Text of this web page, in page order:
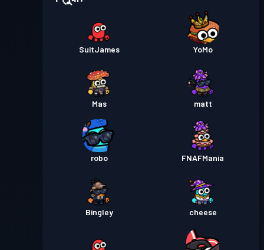
SuitJames YoMo
Mas matt
robo FNAFMania
Bingley cheese